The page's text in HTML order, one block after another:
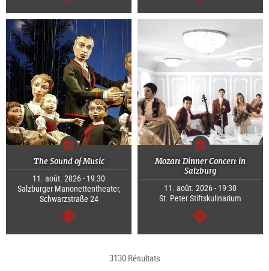
Continuer Continuer
The Sound of Music
11. août. 2026 - 19:30
Salzburger Marionettentheater,
Schwarzstraße 24
Continuer
Mozart Dinner Concert in
Salzburg
11. août. 2026 - 19:30
St. Peter Stiftskulinarium
Continuer
3130 Résultats